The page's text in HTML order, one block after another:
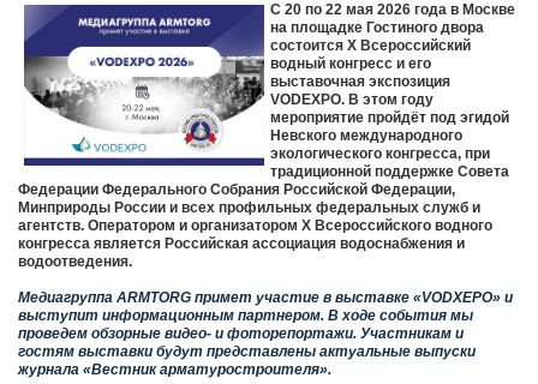
С 20 по 22 мая 2026 года в Москве
на площадке Гостиного двора
состоится X Всероссийский
водный конгресс и его
выставочная экспозиция
VODEXPO. В этом году
мероприятие пройдёт под эгидой
Невского международного
экологического конгресса, при
традиционной поддержке Совета
Федерации Федерального Собрания Российской Федерации,
Минприроды России и всех профильных федеральных служб и
агентств. Оператором и организатором X Всероссийского водного
конгресса является Российская ассоциация водоснабжения и
водоотведения.
Медиагруппа ARMTORG примет участие в выставке «VODXEPO» и
выступит информационным партнером. В ходе события мы
проведем обзорные видео- и фоторепортажи. Участникам и
гостям выставки будут представлены актуальные выпуски
журнала «Вестник арматуростроителя».